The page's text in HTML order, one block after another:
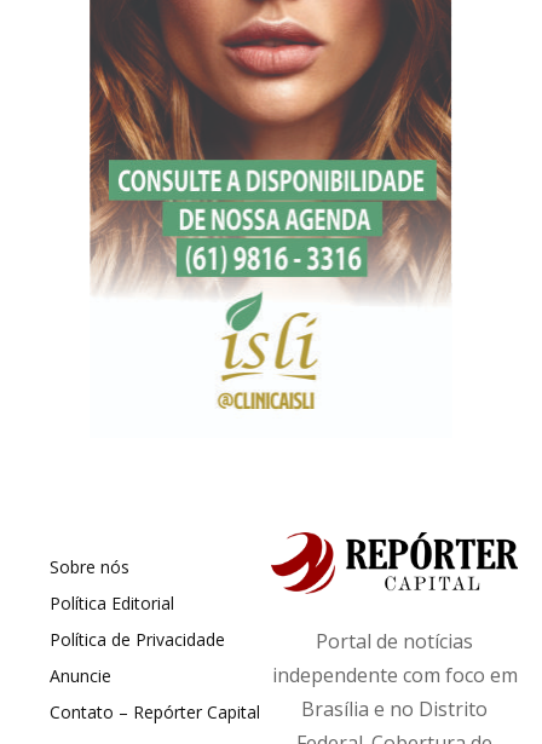
Sobre nós
Política Editorial
Política de Privacidade
Anuncie
Contato – Repórter Capital
Portal de notícias
independente com foco em
Brasília e no Distrito